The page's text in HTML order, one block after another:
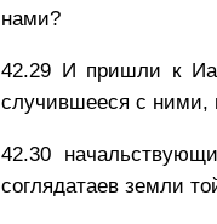
нами?
42.29 И пришли к
случившееся с ними,
42.30
соглядатаев земли